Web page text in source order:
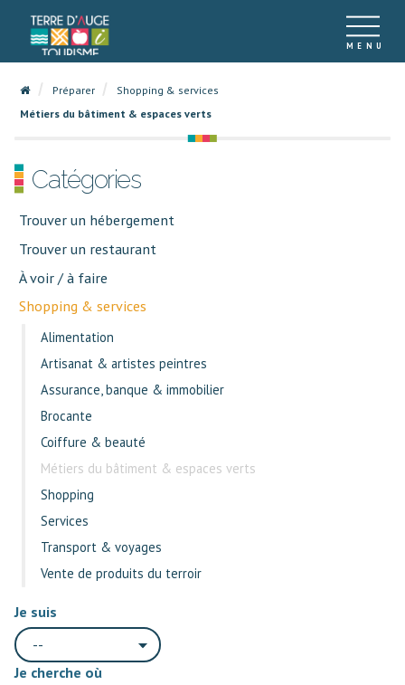
Préparer
Shopping & services
Métiers du bâtiment & espaces verts
Catégories
Trouver un hébergement
Trouver un restaurant
À voir / à faire
Shopping & services
Alimentation
Artisanat & artistes peintres
Assurance, banque & immobilier
Brocante
Coiffure & beauté
Métiers du bâtiment & espaces verts
Shopping
Services
Transport & voyages
Vente de produits du terroir
Je suis
--
Je cherche où